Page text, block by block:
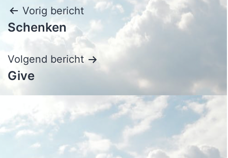
Bericht
navigatie
Vorig bericht
Schenken
Volgend bericht
Give